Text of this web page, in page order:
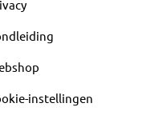
instellingen